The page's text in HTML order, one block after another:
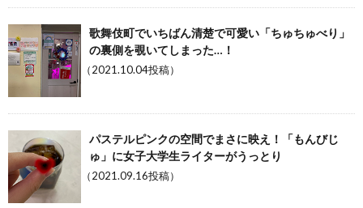
歌舞伎町でいちばん清楚で可愛い「ちゅちゅべり」
の裏側を覗いてしまった…！
（2021.10.04投稿）
パステルピンクの空間でまさに映え！「もんびじ
ゅ」に女子大学生ライターがうっとり
（2021.09.16投稿）